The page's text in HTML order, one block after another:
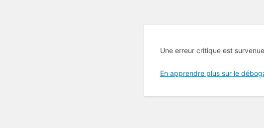
Une erreur critique est
En apprendre plus sur le